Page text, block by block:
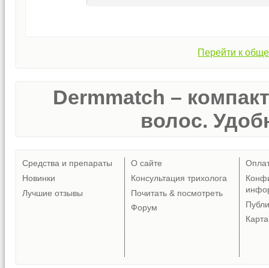
Перейти к
Dermmatch –
волос.
Средства и препараты
Новинки
Лучшие отзывы
О сайте
Консультация трихолога
Почитать & посмотреть
Форум